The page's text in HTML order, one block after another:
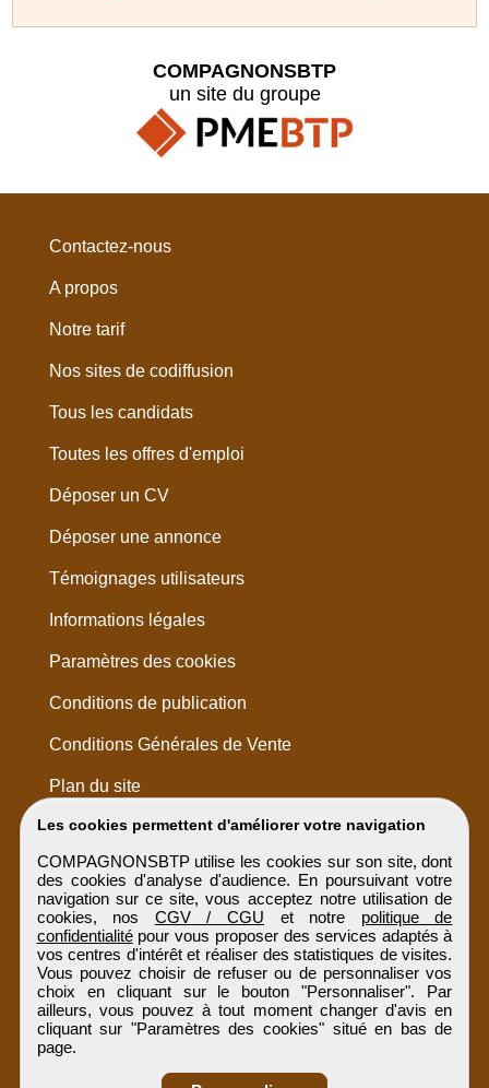
Les cookies permettent d'améliorer votre navigation
COMPAGNONSBTP utilise les cookies sur son site, dont
des cookies d'analyse d'audience. En poursuivant votre
navigation sur ce site, vous acceptez notre utilisation de
cookies, nos CGV / CGU et notre politique de
confidentialitépour vous proposer des services adaptés à
vos centres d'intérêt et réaliser des statistiques de visites.
Vous pouvez choisir de refuser ou de personnaliser vos
choix en cliquant sur le bouton "Personnaliser". Par
ailleurs, vous pouvez à tout moment changer d'avis en
cliquant sur "Paramètres des cookies" situé en bas de
page.
COMPAGNONSBTP
un site du groupe
Contactez-nous
A propos
Notre tarif
Nos sites de codiffusion
Tous les candidats
Toutes les offres d'emploi
Déposer un CV
Déposer une annonce
Témoignages utilisateurs
Informations légales
Paramètres des cookies
Conditions de publication
Conditions Générales de Vente
Plan du site